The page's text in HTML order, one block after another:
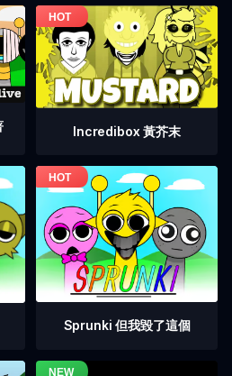
Incredibox 黃芥末
Sprunki 但我毀了這個